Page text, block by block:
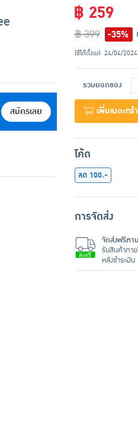
สมัครเลย
฿ 259
฿ 399 -35%
ใช้ได้ตั้งแต่ 24/04/
รวมยอดของ -
เพิ่มลงตะกร้า
โค้ด
ลด 100.-
การจัดส่ง
จัดส่งฟรีตา
รับสินค้าภา
หลังชำระเงิน